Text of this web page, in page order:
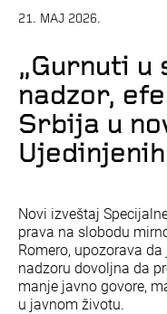
21. MAJ 2026.
„Gurnuti u
nadzor,
Srbija u
Novi izveštaj
prava na slobodu
Romero, upozorava
nadzoru dovoljna da
manje javno govore,
u javnom životu.